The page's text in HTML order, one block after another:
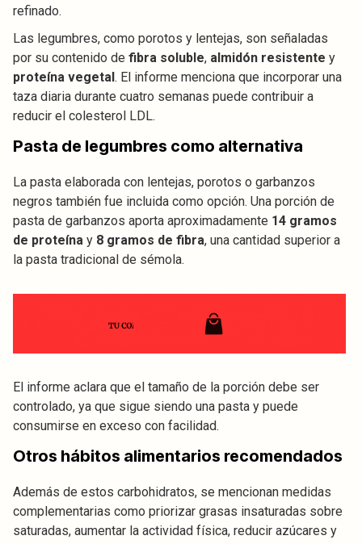
refinado.
Las legumbres, como porotos y lentejas, son señaladas
por su contenido de fibra soluble, almidón resistente y
proteína vegetal . El informe menciona que incorporar una
taza diaria durante cuatro semanas puede contribuir a
reducir el colesterol LDL.
Pasta de legumbres como alternativa
La pasta elaborada con lentejas, porotos o garbanzos
negros también fue incluida como opción. Una porción de
pasta de garbanzos aporta aproximadamente 14 gramos
de proteína y 8 gramos de fibra, una cantidad superior a
la pasta tradicional de sémola.
El informe aclara que el tamaño de la porción debe ser
controlado, ya que sigue siendo una pasta y puede
consumirse en exceso con facilidad.
Otros hábitos alimentarios recomendados
Además de estos carbohidratos, se mencionan medidas
complementarias como priorizar grasas insaturadas sobre
saturadas, aumentar la actividad física, reducir azúcares y